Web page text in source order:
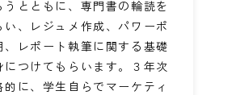
うとともに、専門書の輪読を
い、レジュメ作成、パワーポ
、レポート執筆に関する基礎
につけてもらいます。３年次
的に、学生自らでマーケティ